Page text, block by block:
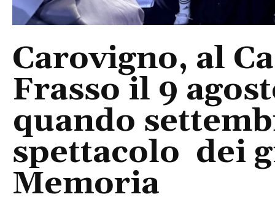
Carovigno, al
Frasso il 9
quando
spettacolo dei
Memoria